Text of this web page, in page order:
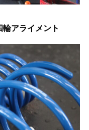
アライメント